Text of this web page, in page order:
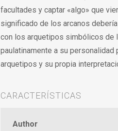
facultades y captar «algo» que
significado de los arcanos
con los arquetipos simbólicos de
paulatinamente a su
arquetipos y su propia
CARACTERÍSTICAS
Author